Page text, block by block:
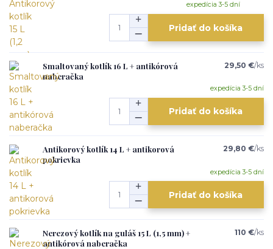
expedícia 3-5 dní
Pridať do košíka
Smaltovaný kotlík 16 L + antikórová
naberačka
29,50 €/ks
expedícia 3-5 dní
Pridať do košíka
Antikorový kotlík 14 L + antikorová
pokrievka
29,80 €/ks
expedícia 3-5 dní
Pridať do košíka
Nerezový kotlík na guláš 15 L (1,5 mm) +
antikórová naberačka
110 €/ks